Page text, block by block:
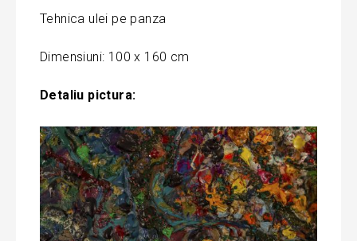
Tehnica ulei pe panza
Dimensiuni: 100 x 160 cm
Detaliu pictura: